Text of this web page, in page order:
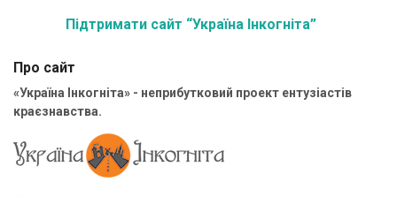
Підтримати сайт “Україна Інкогніта”
Про сайт
«Україна Інкогніта» - неприбутковий проект ентузіастів
краєзнавства.